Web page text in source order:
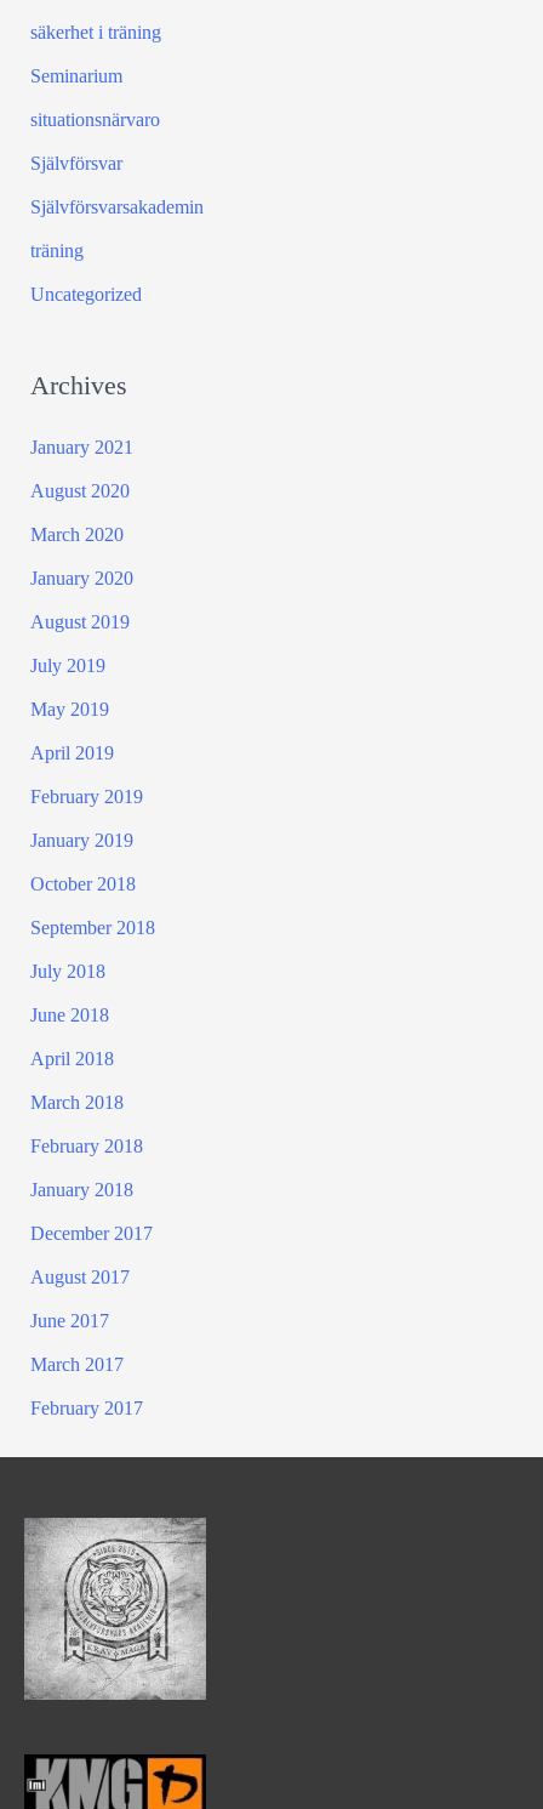
säkerhet i träning
Seminarium
situationsnärvaro
Självförsvar
Självförsvarsakademin
träning
Uncategorized
Archives
January 2021
August 2020
March 2020
January 2020
August 2019
July 2019
May 2019
April 2019
February 2019
January 2019
October 2018
September 2018
July 2018
June 2018
April 2018
March 2018
February 2018
January 2018
December 2017
August 2017
June 2017
March 2017
February 2017